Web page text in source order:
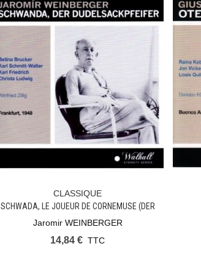
Ajouter Au Panier
CLASSIQUE
SCHWADA, LE JOUEUR DE CORNEMUSE (DER
DUDELSACKPFEIFER)
Jaromir WEINBERGER
14,84 € TTC